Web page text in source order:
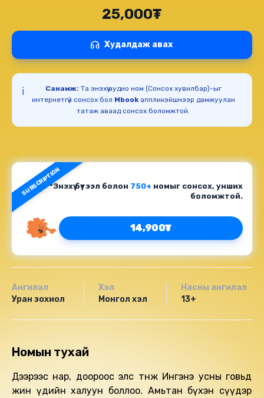
25,000₮
Худалдаж авах
ℹ️ Санамж: Та энэхүү аудио ном (Сонсох хувилбар)-ыг
интернетгүй сонсох бол Mbookаппликэйшнээр дамжуулан
татаж аваад сонсох боломжтой.
SUBSCRIPTION*Энэхүү бүтээл болон 750+ номыг сонсох, унших
боломжтой.
14,900₮
Ангилал
Уран зохиол
Хэл
Монгол хэл
Насны ангилал
13+
Номын тухай
Дээрээс нар, доороос элс төөнөж Ингэнэ усны говьд
жин үдийн халуун боллоо. Амьтан бүхэн сүүдэр